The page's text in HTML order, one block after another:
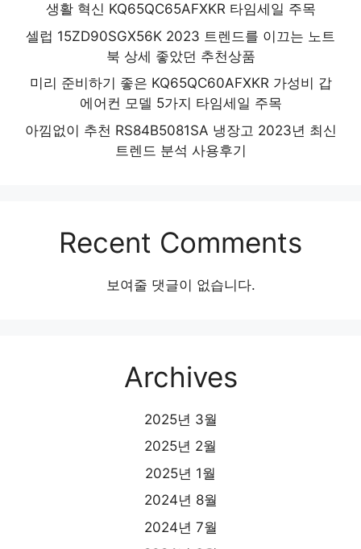
생활 혁신 KQ65QC65AFXKR 타임세일 주목
셀럽 15ZD90SGX56K 2023 트렌드를 이끄는 노트
북 상세 좋았던 추천상품
미리 준비하기 좋은 KQ65QC60AFXKR 가성비 갑
에어컨 모델 5가지 타임세일 주목
아낌없이 추천 RS84B5081SA 냉장고 2023년 최신
트렌드 분석 사용후기
Recent Comments
보여줄 댓글이 없습니다.
Archives
2025년 3월
2025년 2월
2025년 1월
2024년 8월
2024년 7월